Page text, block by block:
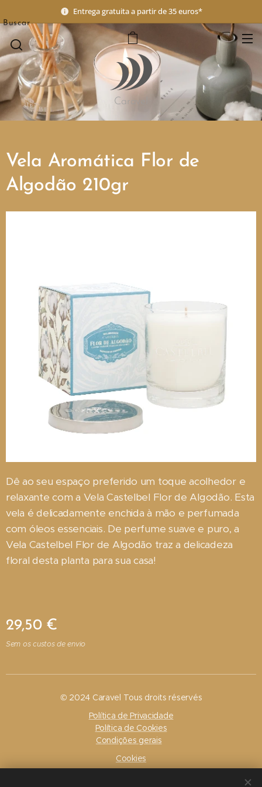
Entrega gratuita a partir de 35 euros*
Caravel
Buscar
Vela Aromática Flor de
Algodão 210gr
Dê ao seu espaço preferido um toque acolhedor e
relaxante com a Vela Castelbel Flor de Algodão. Esta
vela é delicadamente enchida à mão e perfumada
com óleos essenciais. De perfume suave e puro, a
Vela Castelbel Flor de Algodão traz a delicadeza
floral desta planta para sua casa!
29,50€
Sem os custos de envio
© 2024 Caravel Tous droits réservés
Política de Privacidade
Política de Cookies
Condições gerais
Cookies